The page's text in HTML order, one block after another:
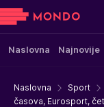
Naslovna Najnovije
Naslovna Sport
časova, Eurosport,